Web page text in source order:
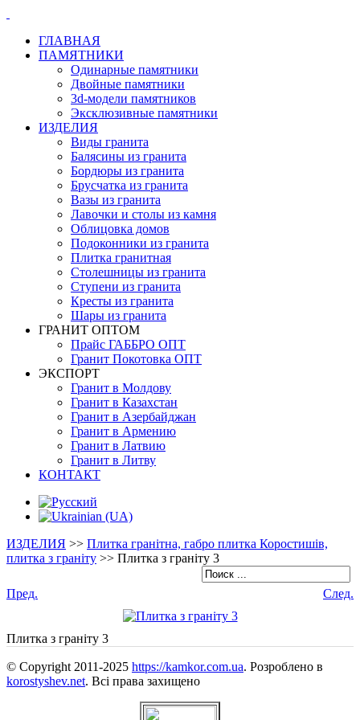
ГЛАВНАЯ
ПАМЯТНИКИ
Одинарные памятники
Двойные памятники
3d-модели памятников
Эксклюзивные памятники
ИЗДЕЛИЯ
Виды гранита
Балясины из гранита
Бордюры из гранита
Брусчатка из гранита
Вазы из гранита
Лавочки и столы из камня
Облицовка домов
Подоконники из гранита
Плитка гранитная
Столешницы из гранита
Ступени из гранита
Кресты из гранита
Шары из гранита
ГРАНИТ ОПТОМ
Прайс ГАББРО ОПТ
Гранит Покотовка ОПТ
ЭКСПОРТ
Гранит в Молдову
Гранит в Казахстан
Гранит в Азербайджан
Гранит в Армению
Гранит в Латвию
Гранит в Литву
КОНТАКТ
ИЗДЕЛИЯ >> Плитка гранітна, габро плитка Коростишів,
плитка з граніту >> Плитка з граніту 3
Пред. След.
Плитка з граніту 3
© Copyright 2011-2025 https://kamkor.com.ua. Розроблено в
korostyshev.net. Всі права захищено